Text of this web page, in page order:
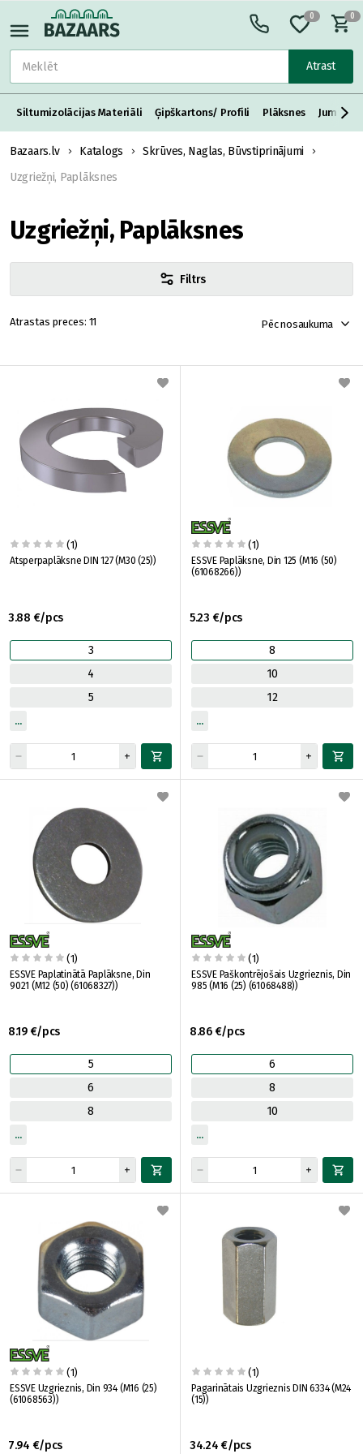
Atrast
0 0
Siltumizolācijas Materiāli Ģipškartons/ Profili Plāksnes Jumta
Bazaars.lv Katalogs
Skrūves, Naglas, Būvstiprinājumi
Uzgriežņi, Paplāksnes
Uzgriežņi, Paplāksnes
Filtrs
11 Pēc nosaukuma
(1)
Atsperpaplāksne DIN 127 (M30 (25))
3.88 €/pcs
3
4
5
(1)
ESSVE Paplāksne, Din 125 (M16 (50)
(61068266))
5.23 €/pcs
8
10
12
(1)
ESSVE Paplatinātā Paplāksne, Din
9021 (M12 (50) (61068327))
8.19 €/pcs
5
6
8
(1)
ESSVE Paškontrējošais Uzgrieznis, Din
985 (M16 (25) (61068488))
8.86 €/pcs
6
8
10
(1)
ESSVE Uzgrieznis, Din 934 (M16 (25)
(61068563))
7.94 €/pcs
(1)
Pagarinātais Uzgrieznis DIN 6334 (M24
(15))
34.24 €/pcs